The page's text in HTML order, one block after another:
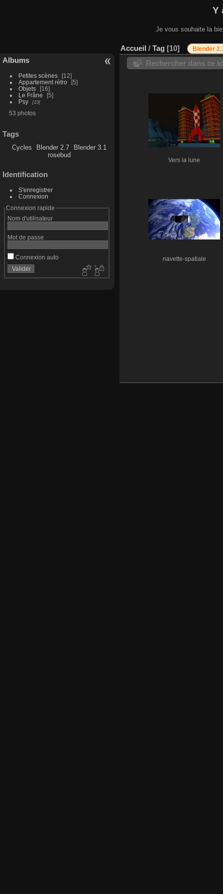
Y
Je vous souhaite la
Albums
Petites scènes
12
Appartement rétro
5
Objets
16
Le Frâne
5
Psy
15
53 photos
Tags
Cycles Blender 2.7
Blender 3.1
rosebud
Identification
S'enregistrer
Connexion
Connexion rapide
Nom d'utilisateur
Mot de passe
Connexion auto
Accueil / Tag 10 Blender
Rechercher dans ce
Vers la lune
navette-spatiale